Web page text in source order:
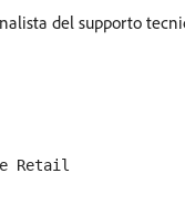
del supporto
Retail